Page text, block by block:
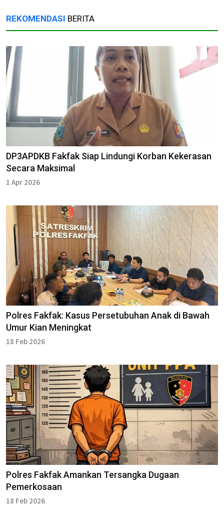
REKOMENDASI BERITA
DP3APDKB Fakfak Siap Lindungi Korban Kekerasan
Secara Maksimal
1 Apr 2026
Polres Fakfak: Kasus Persetubuhan Anak di Bawah
Umur Kian Meningkat
18 Feb 2026
Polres Fakfak Amankan Tersangka Dugaan
Pemerkosaan
18 Feb 2026